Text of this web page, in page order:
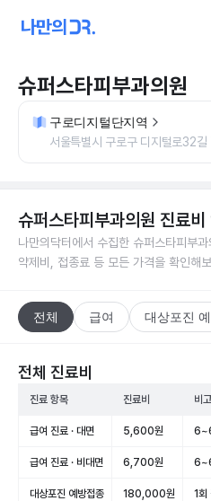
슈퍼스타피부과의원
구로디지털단지역
서울특별시 구로구 디지털로32
슈퍼스타피부과의원 진료비
나만의닥터에서 수집한 슈퍼스타피부과
약제비, 접종료 등 모든 가격을 확인해
전체 급여 대상포진
전체 진료비
진료 항목 진료비 비고
급여 진료 · 대면 5,600원
급여 진료 · 비대면 6,700원
대상포진 예방접종 180,000원 1회